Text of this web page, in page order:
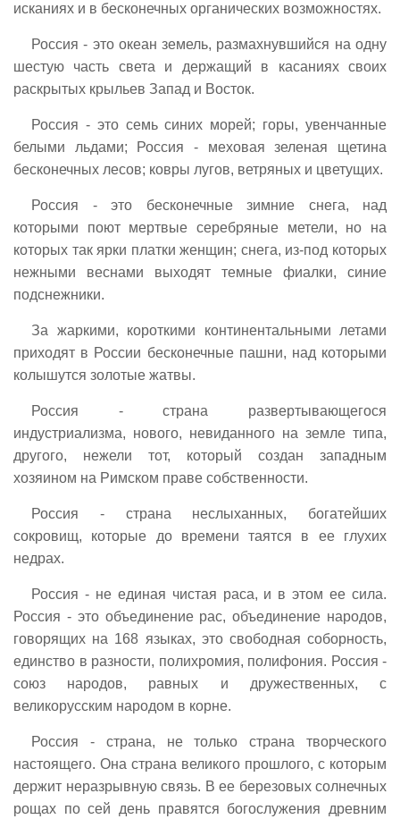
исканиях и в бесконечных органических возможностях.
Россия - это океан земель, размахнувшийся на одну
шестую часть света и держащий в касаниях своих
раскрытых крыльев Запад и Восток.
Россия - это семь синих морей; горы, увенчанные
белыми льдами; Россия - меховая зеленая щетина
бесконечных лесов; ковры лугов, ветряных и цветущих.
Россия - это бесконечные зимние снега, над
которыми поют мертвые серебряные метели, но на
которых так ярки платки женщин; снега, из-под которых
нежными веснами выходят темные фиалки, синие
подснежники.
За жаркими, короткими континентальными летами
приходят в России бесконечные пашни, над которыми
колышутся золотые жатвы.
Россия - страна развертывающегося
индустриализма, нового, невиданного на земле типа,
другого, нежели тот, который создан западным
хозяином на Римском праве собственности.
Россия - страна неслыханных, богатейших
сокровищ, которые до времени таятся в ее глухих
недрах.
Россия - не единая чистая раса, и в этом ее сила.
Россия - это объединение рас, объединение народов,
говорящих на 168 языках, это свободная соборность,
единство в разности, полихромия, полифония. Россия -
союз народов, равных и дружественных, с
великорусским народом в корне.
Россия - страна, не только страна творческого
настоящего. Она страна великого прошлого, с которым
держит неразрывную связь. В ее березовых солнечных
рощах по сей день правятся богослужения древним